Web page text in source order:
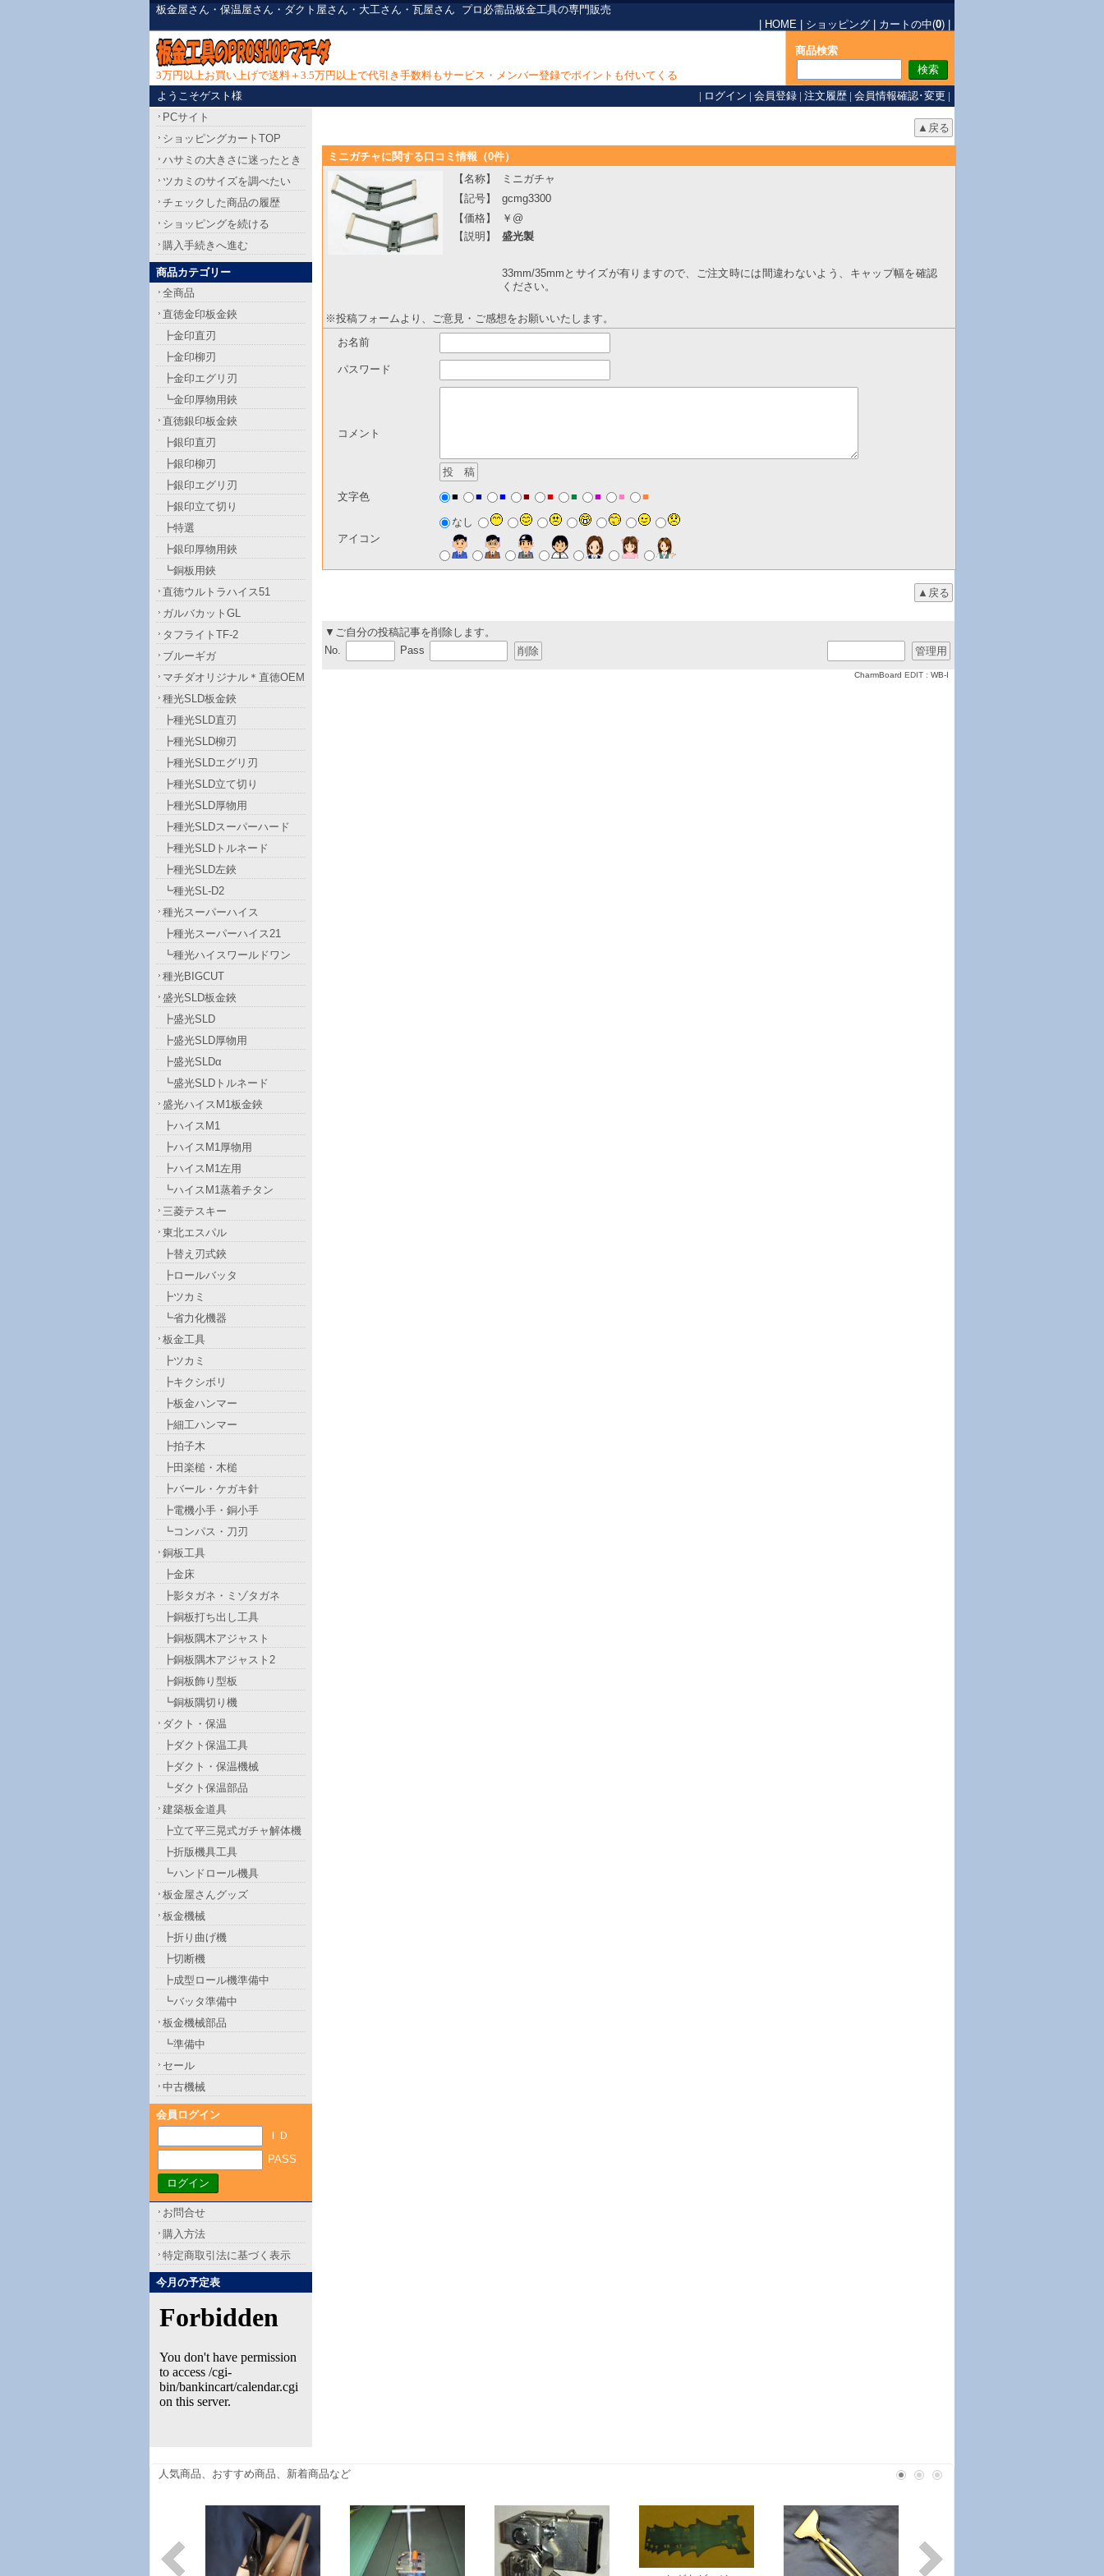
板金屋さん・保温屋さん・ダクト屋さん・大工さん・瓦屋さん プロ必需品板金工具の専門販売
HOME ショッピング カートの中(0)
3万円以上お買い上げで送料＋3.5万円以上で代引き手数料もサービス・メンバー登録でポイントも付いてくる
商品検索
ようこそゲスト様 | ログイン | 会員登録 | 注文履歴 | 会員情報確認･変更 |
ミニガチャに関する口コミ情報（0件）
【名称】
ミニガチャ
【記号】
gcmg3300
【価格】
￥@
【説明】
盛光製
33mm/35mmとサイズが有りますので、ご注文時には間違わないよう、キャップ幅を確認
ください。
※投稿フォームより、ご意見・ご感想をお願いいたします。
お名前
パスワード
コメント
文字色 ■ ■ ■ ■ ■ ■ ■ ■ ■
アイコン
なし
▼ご自分の投稿記事を削除します。
No.
Pass
CharmBoard EDIT : WB-I
PCサイト
ショッピングカートTOP
ハサミの大きさに迷ったとき
ツカミのサイズを調べたい
チェックした商品の履歴
ショッピングを続ける
購入手続きへ進む
商品カテゴリー
全商品
直徳金印板金鋏
┣金印直刃
┣金印柳刃
┣金印エグリ刃
┗金印厚物用鋏
直徳銀印板金鋏
┣銀印直刃
┣銀印柳刃
┣銀印エグリ刃
┣銀印立て切り
┣特選
┣銀印厚物用鋏
┗銅板用鋏
直徳ウルトラハイス51
ガルバカットGL
タフライトTF-2
ブルーギガ
マチダオリジナル＊直徳OEM
種光SLD板金鋏
┣種光SLD直刃
┣種光SLD柳刃
┣種光SLDエグリ刃
┣種光SLD立て切り
┣種光SLD厚物用
┣種光SLDスーパーハード
┣種光SLDトルネード
┣種光SLD左鋏
┗種光SL-D2
種光スーパーハイス
┣種光スーパーハイス21
┗種光ハイスワールドワン
種光BIGCUT
盛光SLD板金鋏
┣盛光SLD
┣盛光SLD厚物用
┣盛光SLDα
┗盛光SLDトルネード
盛光ハイスM1板金鋏
┣ハイスM1
┣ハイスM1厚物用
┣ハイスM1左用
┗ハイスM1蒸着チタン
三菱テスキー
東北エスパル
┣替え刃式鋏
┣ロールバッタ
┣ツカミ
┗省力化機器
板金工具
┣ツカミ
┣キクシボリ
┣板金ハンマー
┣細工ハンマー
┣拍子木
┣田楽槌・木槌
┣バール・ケガキ針
┣電機小手・銅小手
┗コンパス・刀刃
銅板工具
┣金床
┣影タガネ・ミゾタガネ
┣銅板打ち出し工具
┣銅板隅木アジャスト
┣銅板隅木アジャスト2
┣銅板飾り型板
┗銅板隅切り機
ダクト・保温
┣ダクト保温工具
┣ダクト・保温機械
┗ダクト保温部品
建築板金道具
┣立て平三晃式ガチャ解体機
┣折版機具工具
┗ハンドロール機具
板金屋さんグッズ
板金機械
┣折り曲げ機
┣切断機
┣成型ロール機準備中
┗バッタ準備中
板金機械部品
┗準備中
セール
中古機械
会員ログイン
ＩＤ
PASS
お問合せ
購入方法
特定商取引法に基づく表示
今月の予定表